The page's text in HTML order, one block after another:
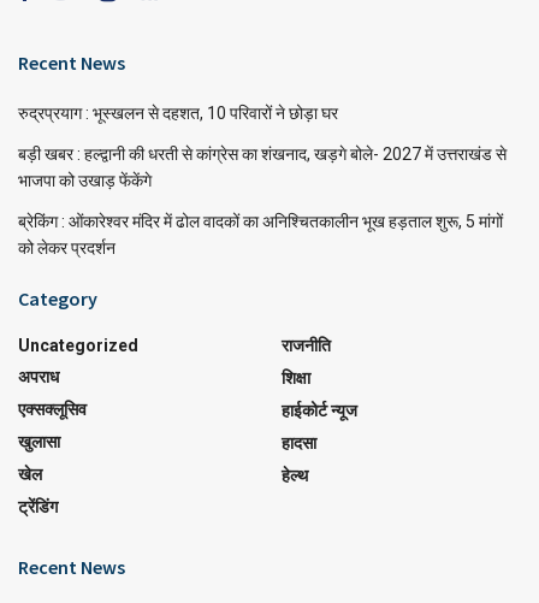
Recent News
रुद्रप्रयाग : भूस्खलन से दहशत, 10 परिवारों ने छोड़ा घर
बड़ी खबर : हल्द्वानी की धरती से कांग्रेस का शंखनाद, खड़गे बोले- 2027 में उत्तराखंड से
भाजपा को उखाड़ फेंकेंगे
ब्रेकिंग : ओंकारेश्वर मंदिर में ढोल वादकों का अनिश्चितकालीन भूख हड़ताल शुरू, 5 मांगों
को लेकर प्रदर्शन
Category
Uncategorized
अपराध
एक्सक्लूसिव
खुलासा
खेल
ट्रेंडिंग
राजनीति
शिक्षा
हाईकोर्ट न्यूज
हादसा
हेल्थ
Recent News